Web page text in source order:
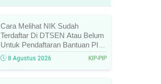
Cara Melihat NIK Sudah
Terdaftar Di DTSEN Atau Belum
Untuk Pendaftaran Bantuan PIP
Tahun 2026/2027, Ini Cara Cek
Dan Syarat Perubahan Desil!
8 Agustus 2026 KIP-PIP